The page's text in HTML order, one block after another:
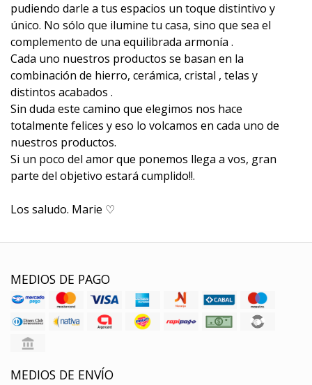
pudiendo darle a tus espacios un toque distintivo y
único. No sólo que ilumine tu casa, sino que sea el
complemento de una equilibrada armonía .
Cada uno nuestros productos se basan en la
combinación de hierro, cerámica, cristal , telas y
distintos acabados .
Sin duda este camino que elegimos nos hace
totalmente felices y eso lo volcamos en cada uno de
nuestros productos.
Si un poco del amor que ponemos llega a vos, gran
parte del objetivo estará cumplido!!.
Los saludo. Marie ♡
MEDIOS DE PAGO
MEDIOS DE ENVÍO